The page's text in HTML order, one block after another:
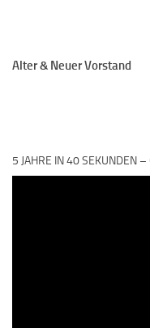
Alter & Neuer Vorstand
5 JAHRE IN 40 SEKUNDEN –